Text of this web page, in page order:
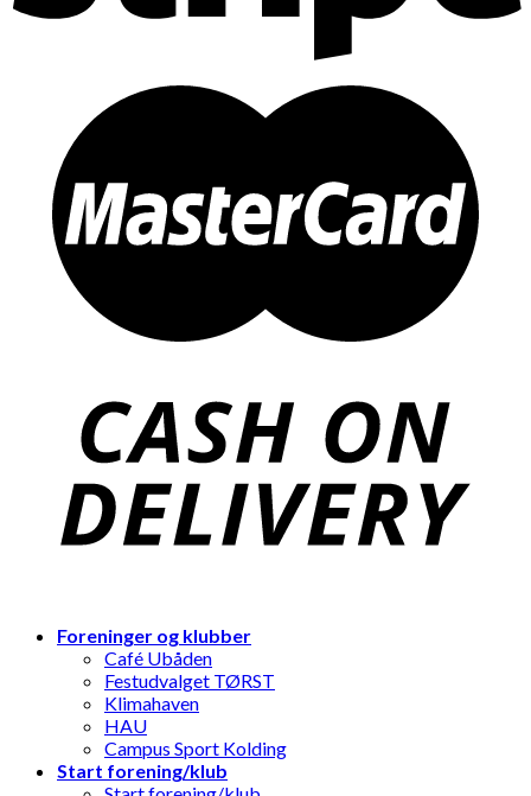
Foreninger og klubber
Café Ubåden
Festudvalget TØRST
Klimahaven
HAU
Campus Sport Kolding
Start forening/klub